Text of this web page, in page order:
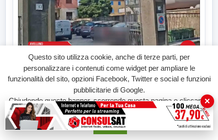
7 AGOSTO 2026
CRONACA
Malore o aggressione? Sarà l'autopsia a chiarire il
giallo di Villa Adriana
Sarà affidato con ogni probabilità all'inizio della prossima
settimana l'incarico...
Questo sito utilizza cookie, anche di terze parti, per
personalizzare i contenuti come widget per ampliare le
funzionalità del sito, opzioni Facebook, Twitter e social e funzioni
pubblicitarie di Google.
Chiudendo questo banner, scorrendo questa pagina o cliccando
su qualunque suo elemento acconsenti all'uso dei cookie.
Accetta
×